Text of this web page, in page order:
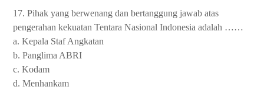
17. Pihak yang berwenang dan bertanggung jawab atas
pengerahan kekuatan Tentara Nasional Indonesia adalah ……
a. Kepala Staf Angkatan
b. Panglima ABRI
c. Kodam
d. Menhankam